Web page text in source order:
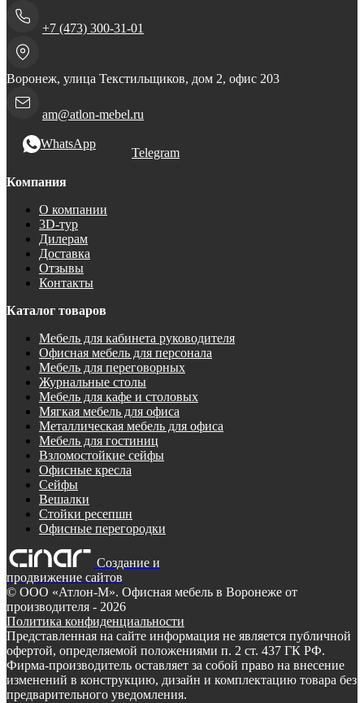
+7 (473) 300-31-01
Воронеж, улица Текстильщиков, дом 2, офис 203
am@atlon-mebel.ru
WhatsApp
Telegram
Компания
О компании
3D-тур
Дилерам
Доставка
Отзывы
Контакты
Каталог товаров
Мебель для кабинета руководителя
Офисная мебель для персонала
Мебель для переговорных
Журнальные столы
Мебель для кафе и столовых
Мягкая мебель для офиса
Металлическая мебель для офиса
Мебель для гостиниц
Взломостойкие сейфы
Офисные кресла
Сейфы
Вешалки
Стойки ресепшн
Офисные перегородки
Создание и
продвижение сайтов
© ООО «Атлон-М». Офисная мебель в Воронеже от
производителя - 2026
Политика конфиденциальности
Представленная на сайте информация не является публичной
офертой, определяемой положениями п. 2 ст. 437 ГК РФ.
Фирма-производитель оставляет за собой право на внесение
изменений в конструкцию, дизайн и комплектацию товара без
предварительного уведомления.